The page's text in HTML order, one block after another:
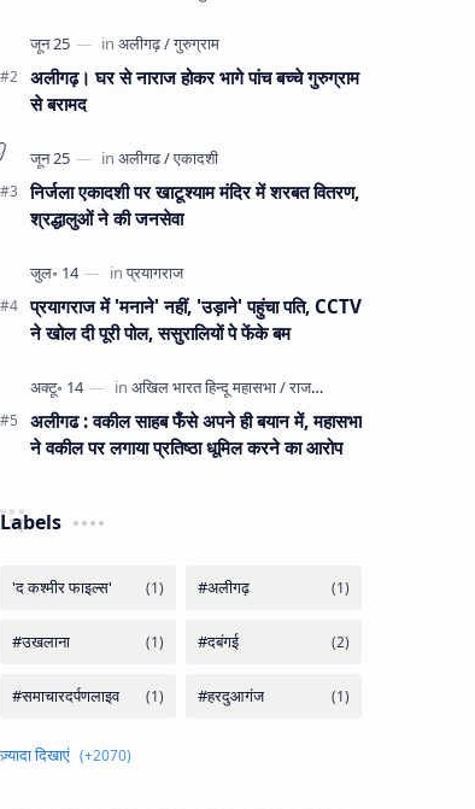
घंटे हव…
अलीगढ़। घर से नाराज होकर भागे पांच बच्चे गुरुग्राम
से बरामद
निर्जला एकादशी पर खाटूश्याम मंदिर में शरबत वितरण,
श्रद्धालुओं ने की जनसेवा
प्रयागराज में 'मनाने' नहीं, 'उड़ाने' पहुंचा पति, CCTV
ने खोल दी पूरी पोल, ससुरालियों पे फेंके बम
अलीगढ : वकील साहब फँसे अपने ही बयान में, महासभा
ने वकील पर लगाया प्रतिष्ठा धूमिल करने का आरोप
Labels